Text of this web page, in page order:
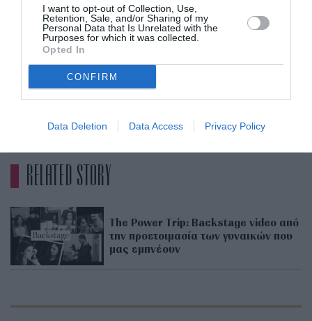
I want to opt-out of Collection, Use,
Retention, Sale, and/or Sharing of my
Personal Data that Is Unrelated with the
Purposes for which it was collected.
Opted In
CONFIRM
Data Deletion Data Access Privacy Policy
@marieclairegreece και άφησε ένα σχόλιο για τη
δύναμη της γυναίκας. Oι 20 τυχερές θ’
ανακοινωθούν τη Δευτέρα. Καλή επιτυχία
https://www.instagram.com/p/B2jJEfnoeKl/
RELATED STORY
The Power Trip: Backstage video από
την προετοιμασία των γυναικών που
μας εμπνέουν